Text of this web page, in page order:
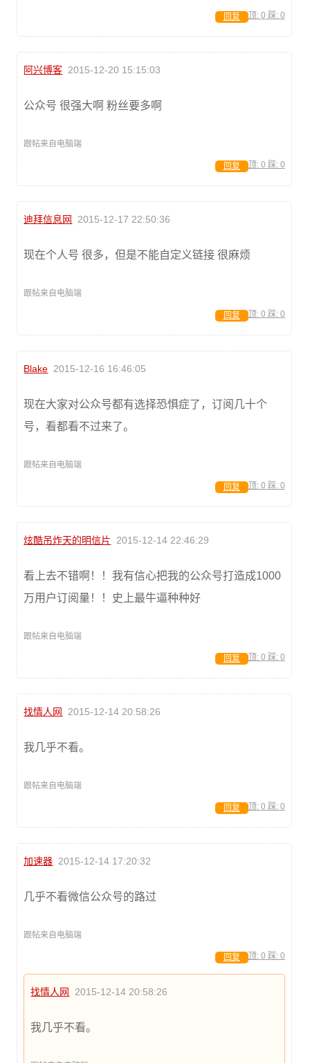
顶: 0 踩: 0
回复
阿兴博客 2015-12-20 15:15:03
公众号 很强大啊 粉丝要多啊
跟帖来自电脑端
顶: 0 踩: 0
回复
迪拜信息网 2015-12-17 22:50:36
现在个人号 很多，但是不能自定义链接 很麻烦
跟帖来自电脑端
顶: 0 踩: 0
回复
Blake 2015-12-16 16:46:05
现在大家对公众号都有选择恐惧症了，订阅几十个
号，看都看不过来了。
跟帖来自电脑端
顶: 0 踩: 0
回复
炫酷吊炸天的明信片 2015-12-14 22:46:29
看上去不错啊！！我有信心把我的公众号打造成1000
万用户订阅量！！史上最牛逼种种好
跟帖来自电脑端
顶: 0 踩: 0
回复
找情人网 2015-12-14 20:58:26
我几乎不看。
跟帖来自电脑端
顶: 0 踩: 0
回复
加速器 2015-12-14 17:20:32
几乎不看微信公众号的路过
跟帖来自电脑端
顶: 0 踩: 0
回复
找情人网 2015-12-14 20:58:26
我几乎不看。